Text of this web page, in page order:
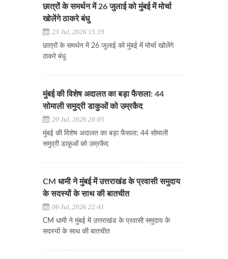
छात्रों के समर्थन में 26 जुलाई को मुंबई में मोर्चा
खोलेंगे ठाकरे बंधु
23 Jul, 2026 15:39
छात्रों के समर्थन में 26 जुलाई को मुंबई में मोर्चा खोलेंगे
ठाकरे बंधु
मुंबई की विशेष अदालत का बड़ा फैसला: 44
सोमाली समुद्री डाकुओं को उम्रकैद
20 Jul, 2026 20:05
मुंबई की विशेष अदालत का बड़ा फैसला: 44 सोमाली
समुद्री डाकुओं को उम्रकैद
CM धामी ने मुंबई में उत्तराखंड के प्रवासी समुदाय
के सदस्यों के साथ की बातचीत
06 Jul, 2026 22:41
CM धामी ने मुंबई में उत्तराखंड के प्रवासी समुदाय के
सदस्यों के साथ की बातचीत